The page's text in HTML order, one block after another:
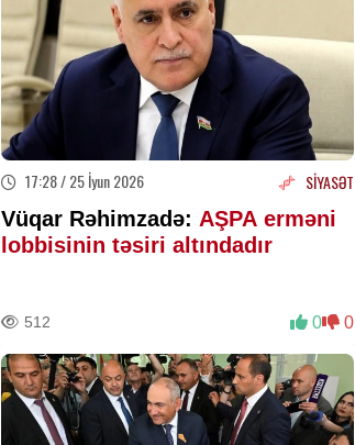
17:28 / 25 İyun 2026 SİYASƏT
Vüqar Rəhimzadə: AŞPA erməni
lobbisinin təsiri altındadır
512 0 0